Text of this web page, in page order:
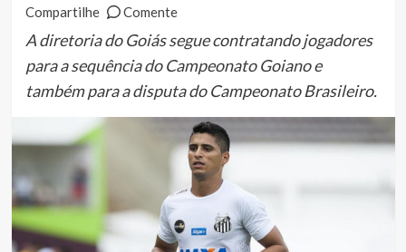
Compartilhe
Comente
A diretoria do Goiás segue contratando jogadores
para a sequência do Campeonato Goiano e
também para a disputa do Campeonato Brasileiro.